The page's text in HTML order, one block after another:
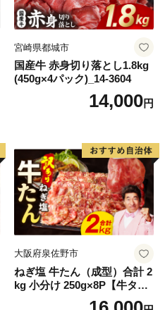
宮崎県都城市
国産牛 赤身切り落とし1.8kg
(450g×4パック)_14-3604
14,000円
大阪府泉佐野市
ねぎ塩 牛たん（成型）合計 2
kg 小分け 250g×8P【牛タン
牛肉 焼肉用 薄切り 訳あり サ